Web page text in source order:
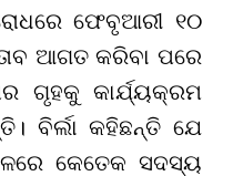
ଫେବୃଆରୀ ୧୦
ଆଗତ କରିବା ପରେ
ଗୃହକୁ କାର୍ଯ୍ୟକ୍ରମ
ବିର୍ଲା କହିଛନ୍ତି ଯେ
କେତେକ ସଦସ୍ୟ